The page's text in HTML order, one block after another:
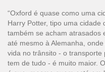
“Oxford é quase como uma
Harry Potter, tipo uma cidade
também se acham atrasados
até mesmo à Alemanha,
vida no trânsito - o transporte
tem de tudo - é muito maior.